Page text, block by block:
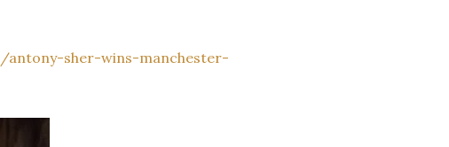
sher-wins-manchester-